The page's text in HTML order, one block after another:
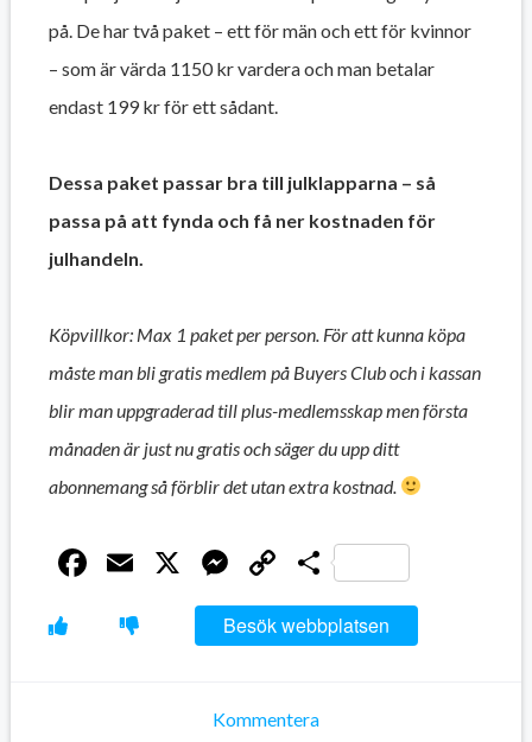
på. De har två paket – ett för män och ett för kvinnor
– som är värda 1150 kr vardera och man betalar
endast 199 kr för ett sådant.
Dessa paket passar bra till julklapparna – så
passa på att fynda och få ner kostnaden för
julhandeln.
Köpvillkor: Max 1 paket per person. För att kunna köpa
måste man bli gratis medlem på Buyers Club och i kassan
blir man uppgraderad till plus-medlemsskap men första
månaden är just nu gratis och säger du upp ditt
abonnemang så förblir det utan extra kostnad.
Facebook
Email
X Messenger
Copy
Link
Dela
Besök webbplatsen
Kommentera